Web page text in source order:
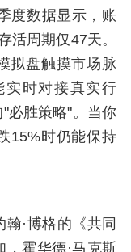
度数据显示，账
活周期仅47天。
拟盘触摸市场脉
实时对接真实行
必胜策略"。当你
15%时仍能保持
·博格的《共同
霍华德·马克斯